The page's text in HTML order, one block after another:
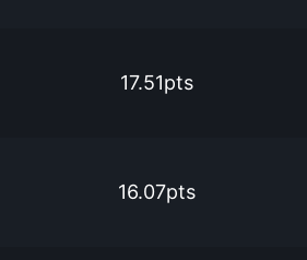
17.51pts
16.07pts